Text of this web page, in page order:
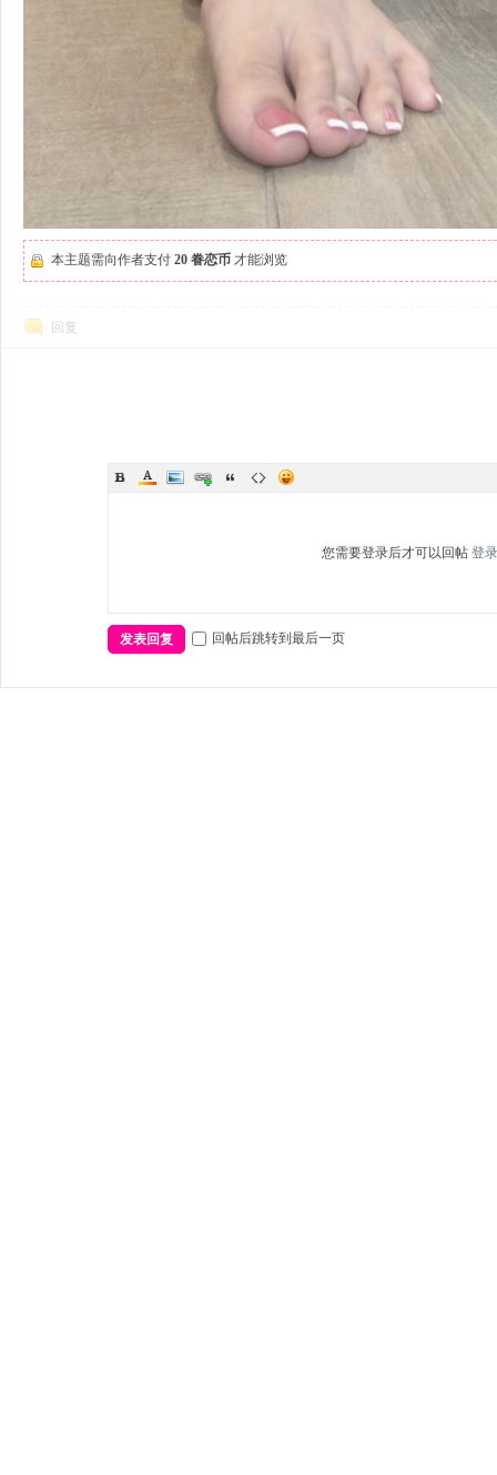
本主题需向作者支付 20 眷恋币 才能浏览
回复
您需要登录后才可以回帖 登录
发表回复 回帖后跳转到最后一页